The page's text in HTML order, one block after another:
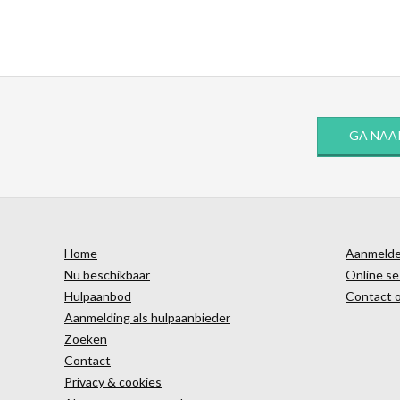
GA
Home
Nu beschikbaar
Hulpaanbod
Aanmelding als hulpaanbieder
Zoeken
Contact
Privacy & cookies
Online
Contact